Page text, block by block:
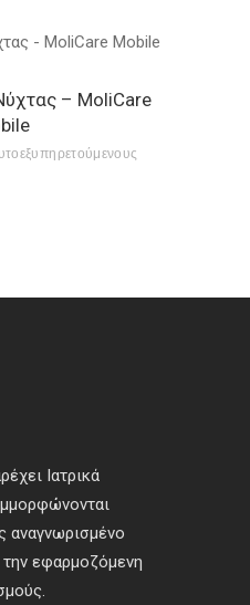
– MoliCare
Ιατρικά
αναγνωρισμένο
εφαρμοζόμενη